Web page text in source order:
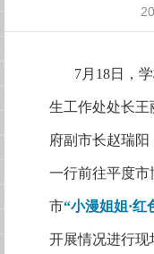
7月18日，
生工作处处长王
府副市长赵瑞
一行前往平度
市“小漫姐姐·红
开展情况进行